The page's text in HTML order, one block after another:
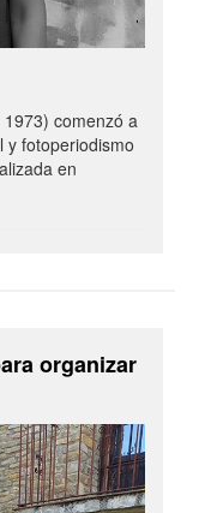
comenzó a
y fotoperiodismo
en
organizar